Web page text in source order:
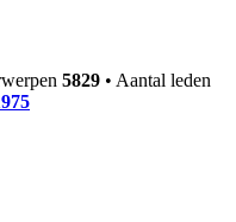
5829 • Aantal leden